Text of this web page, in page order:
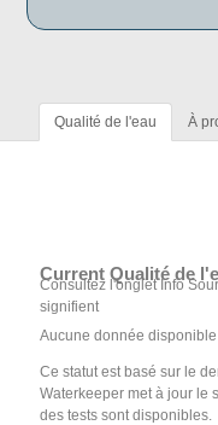
Qualité de l'eau À
Current Qualité de
Consultez l'onglet Info
signifient
Aucune donnée disponible
Ce statut est basé sur le
Waterkeeper met à jour le
des tests sont disponibles.